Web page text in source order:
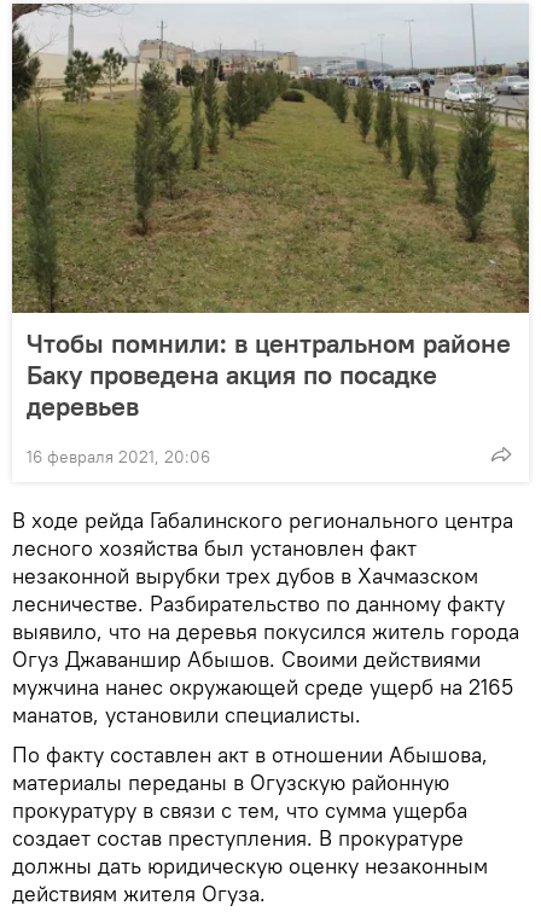
Чтобы помнили: в центральном районе
Баку проведена акция по посадке
деревьев
16 февраля 2021, 20:06
В ходе рейда Габалинского регионального центра
лесного хозяйства был установлен факт
незаконной вырубки трех дубов в Хачмазском
лесничестве. Разбирательство по данному факту
выявило, что на деревья покусился житель города
Огуз Джаваншир Абышов. Своими действиями
мужчина нанес окружающей среде ущерб на 2165
манатов, установили специалисты.
По факту составлен акт в отношении Абышова,
материалы переданы в Огузскую районную
прокуратуру в связи с тем, что сумма ущерба
создает состав преступления. В прокуратуре
должны дать юридическую оценку незаконным
действиям жителя Огуза.